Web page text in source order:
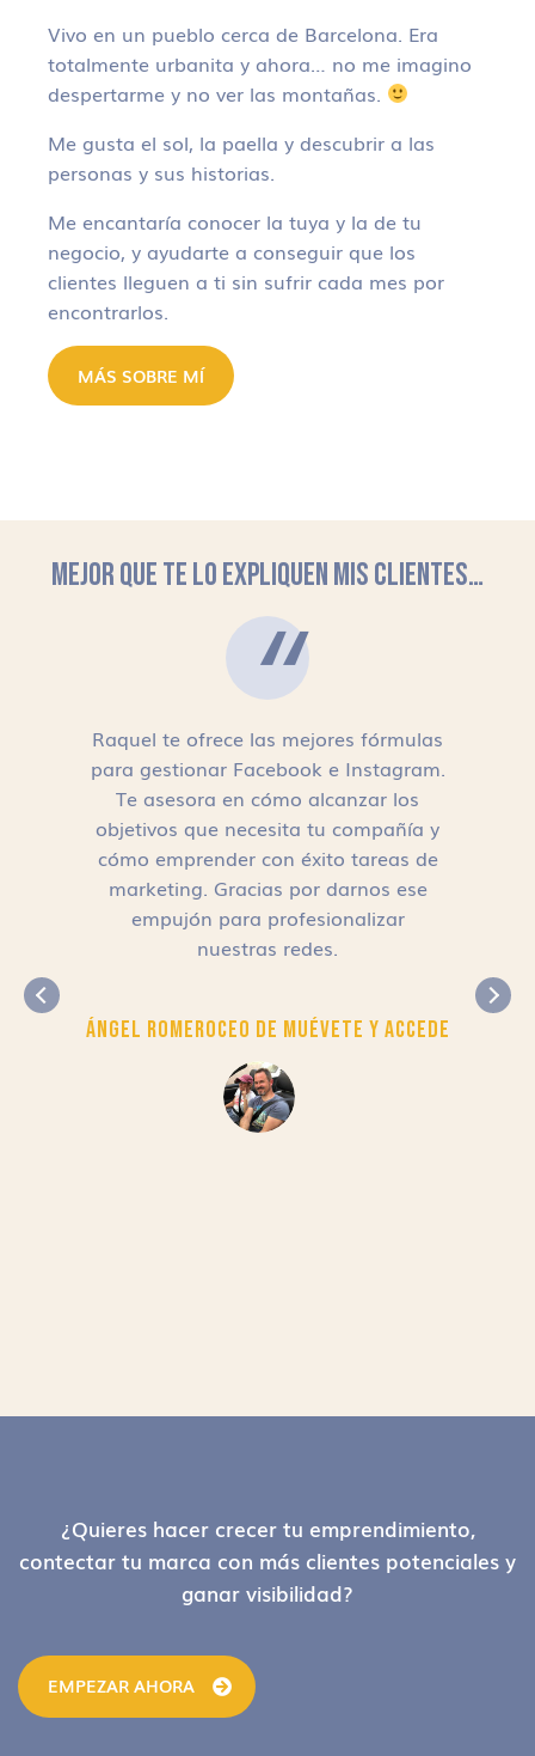
Vivo en un pueblo cerca de Barcelona. Era
totalmente urbanita y ahora… no me imagino
despertarme y no ver las montañas.
Me gusta el sol, la paella y descubrir a las
personas y sus historias.
Me encantaría conocer la tuya y la de tu
negocio, y ayudarte a conseguir que los
clientes lleguen a ti sin sufrir cada mes por
encontrarlos.
MÁS SOBRE MÍ
MEJOR QUE TE LO EXPLIQUEN MIS CLIENTES…
Raquel te ofrece las mejores fórmulas
para gestionar Facebook e Instagram.
Te asesora en cómo alcanzar los
objetivos que necesita tu compañía y
cómo emprender con éxito tareas de
marketing. Gracias por darnos ese
empujón para profesionalizar
nuestras redes.
Ángel RomeroCEO de Muévete y Accede
Footer¿Quieres hacer crecer tu emprendimiento,
contectar tu marca con más clientes potenciales y
ganar visibilidad?
EMPEZAR AHORA